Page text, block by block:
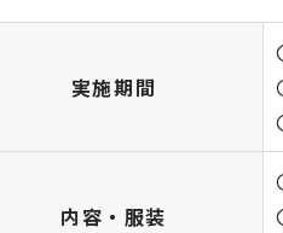
実施期間
内容・服装